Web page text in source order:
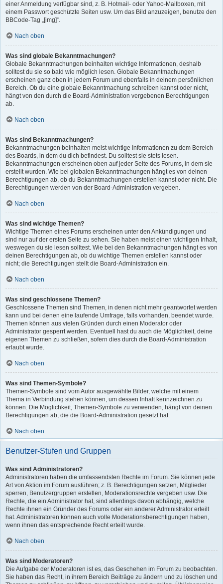
einer Anmeldung verfügbar sind, z. B. Hotmail- oder Yahoo-Mailboxen, mit
einem Passwort geschützte Seiten usw. Um das Bild anzuzeigen, benutze den
BBCode-Tag „[img]“.
Nach oben
Was sind globale Bekanntmachungen?
Globale Bekanntmachungen beinhalten wichtige Informationen, deshalb
solltest du sie so bald wie möglich lesen. Globale Bekanntmachungen
erscheinen ganz oben in jedem Forum und ebenfalls in deinem persönlichen
Bereich. Ob du eine globale Bekanntmachung schreiben kannst oder nicht,
hängt von den durch die Board-Administration vergebenen Berechtigungen
ab.
Nach oben
Was sind Bekanntmachungen?
Bekanntmachungen beinhalten meist wichtige Informationen zu dem Bereich
des Boards, in dem du dich befindest. Du solltest sie stets lesen.
Bekanntmachungen erscheinen oben auf jeder Seite des Forums, in dem sie
erstellt wurden. Wie bei globalen Bekanntmachungen hängt es von deinen
Berechtigungen ab, ob du Bekanntmachungen erstellen kannst oder nicht. Die
Berechtigungen werden von der Board-Administration vergeben.
Nach oben
Was sind wichtige Themen?
Wichtige Themen eines Forums erscheinen unter den Ankündigungen und
sind nur auf der ersten Seite zu sehen. Sie haben meist einen wichtigen Inhalt,
weswegen du sie lesen solltest. Wie bei den Bekanntmachungen hängt es von
deinen Berechtigungen ab, ob du wichtige Themen erstellen kannst oder
nicht; die Berechtigungen stellt die Board-Administration ein.
Nach oben
Was sind geschlossene Themen?
Geschlossene Themen sind Themen, in denen nicht mehr geantwortet werden
kann und bei denen eine laufende Umfrage, falls vorhanden, beendet wurde.
Themen können aus vielen Gründen durch einen Moderator oder
Administrator gesperrt werden. Eventuell hast du auch die Möglichkeit, deine
eigenen Themen zu schließen, sofern dies durch die Board-Administration
erlaubt wurde.
Nach oben
Was sind Themen-Symbole?
Themen-Symbole sind vom Autor ausgewählte Bilder, welche mit einem
Thema in Verbindung stehen können, um dessen Inhalt kennzeichnen zu
können. Die Möglichkeit, Themen-Symbole zu verwenden, hängt von deinen
Berechtigungen ab, die die Board-Administration gesetzt hat.
Nach oben
Benutzer-Stufen und Gruppen
Was sind Administratoren?
Administratoren haben die umfassendsten Rechte im Forum. Sie können jede
Art von Aktion im Forum ausführen; z. B. Berechtigungen setzen, Mitglieder
sperren, Benutzergruppen erstellen, Moderationsrechte vergeben usw. Die
Rechte, die ein Administrator hat, sind allerdings davon abhängig, welche
Rechte ihnen ein Gründer des Forums oder ein anderer Administrator erteilt
hat. Administratoren können auch volle Moderationsberechtigungen haben,
wenn ihnen das entsprechende Recht erteilt wurde.
Nach oben
Was sind Moderatoren?
Die Aufgabe der Moderatoren ist es, das Geschehen im Forum zu beobachten.
Sie haben das Recht, in ihrem Bereich Beiträge zu ändern und zu löschen und